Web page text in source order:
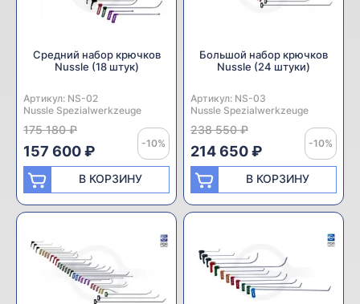
Средний набор крючков
Nussle (18 штук)
Артикул: NS-02
Производитель:
Nussle Spezialwerkzeuge
175 180 ₽
-10%
157 600 ₽
В КОРЗИНУ
Большой набор крючков
Nussle (24 штуки)
Артикул: NS-03
Производитель:
Nussle Spezialwerkzeuge
238 550 ₽
-10%
214 650 ₽
В КОРЗИНУ